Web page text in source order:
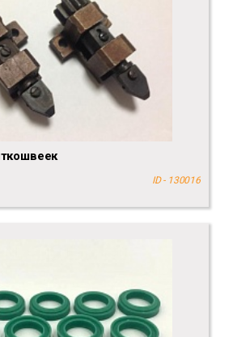
ID - 130016